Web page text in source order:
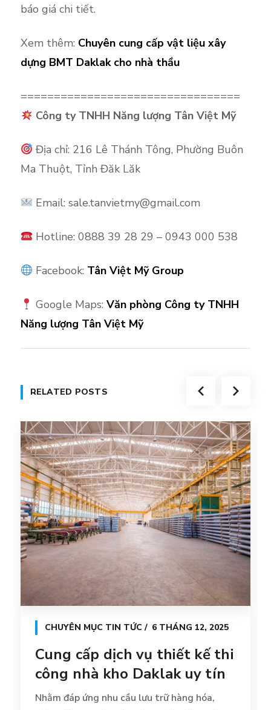
báo giá chi tiết.
Xem thêm: Chuyên cung cấp vật liệu xây
dựng BMT Daklak cho nhà thầu
=================================
Công ty TNHH Năng lượng Tân Việt Mỹ
Địa chỉ: 216 Lê Thánh Tông, Phường Buôn
Ma Thuột, Tỉnh Đăk Lăk
Email: sale.tanvietmy@gmail.com
Hotline: 0888 39 28 29 – 0943 000 538
Facebook: Tân Việt Mỹ Group
Google Maps:Văn phòng Công ty TNHH
Năng lượng Tân Việt Mỹ
RELATED POSTS
CHUYÊN MỤC TIN TỨC 6 THÁNG 12, 2025
Cung cấp dịch vụ thiết kế thi
công nhà kho Daklak uy tín
Nhằm đáp ứng nhu cầu lưu trữ hàng hóa,